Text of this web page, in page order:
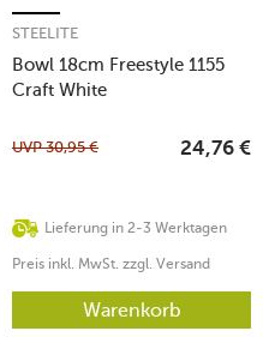
Bowl 18cm Freestyle 1155
Craft White
STEELITE
Lieferung in 2-3 Werktagen
UVP30,95 € 24,76 €
Preis inkl. MwSt. zzgl. Versand
Warenkorb